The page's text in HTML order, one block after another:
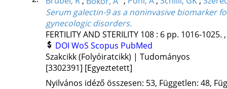
Serum galectin-9 as a noninvasive biomarker
gynecologic disorders.
FERTILITY AND STERILITY 108: 6 pp. 1016-1025.
DOI WoS Scopus PubMed
Szakcikk (Folyóiratcikk) | Tudományos
[3302391] [Egyeztetett]
Nyilvános idéző összesen: 53, Független: 48,